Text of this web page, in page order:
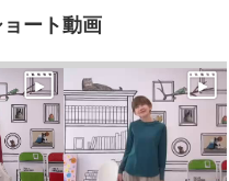
ート動画